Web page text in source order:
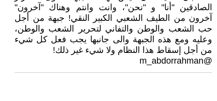
الصادقين "أنا" و "نحن"، وانت وانتم وهناك "آخرون"
آخرون من الطيف الشعبي الكبير النقي! جبهة من أجل
حب الشعب والوطن والتفاني لتحرير الشعب والوطن،
وعليه ومع هذه الجبهة والى جانبها يجب فعل كل شيء
من أجل إسقاط هذا النظام ولا شيء غير ذلك!
@m_abdorrahman